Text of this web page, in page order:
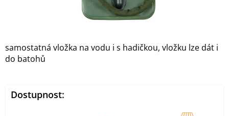
samostatná vložka na vodu i s hadičkou, vložku lze dát i
do batohů
Dostupnost: